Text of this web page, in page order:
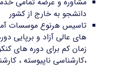
دانشجو به خارج از کشور
تاسیس هرنوع موسسات
های عالی آزاد و
زمان کم برای دوره های
،کارشناسی ناپیوسته ،